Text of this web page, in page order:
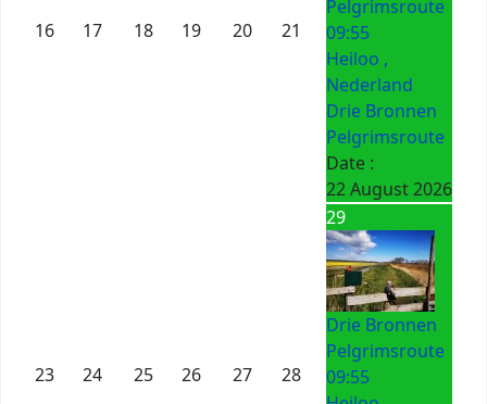
16 17 18 19 20 21
Pelgrimsroute
09:55
Heiloo ,
Nederland
Drie Bronnen
Pelgrimsroute
Date :
22 August 2026
23 24 25 26 27 28
29
Drie Bronnen
Pelgrimsroute
09:55